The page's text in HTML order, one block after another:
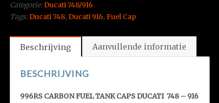
€292.80.€263.52.
Categorie:Ducati 748/916
Tags:Ducati 748, Ducati 916, Fuel Cap
Beschrijving Aanvullende informatie
BESCHRIJVING
996RS CARBON FUEL TANK CAPS DUCATI 748 – 916